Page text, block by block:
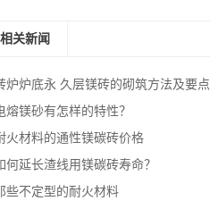
相关新闻
炉炉底永 久层镁砖的砌筑方法及要点
熔镁砂有怎样的特性？
火材料的通性镁碳砖价格
何延长渣线用镁碳砖寿命？
些不定型的耐火材料